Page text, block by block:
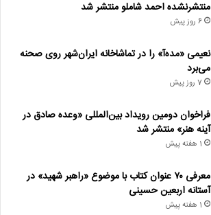
منتشرنشده احمد شاملو منتشر شد
6 روز پیش
نعیمی «مده‌آ» را در تماشاخانه ایران‌شهر روی صحنه
می‌برد
7 روز پیش
فراخوان دومین رویداد بین‌المللی «وعده صادق در
آینه هنر» منتشر شد
1 هفته پیش
معرفی ۷۰ عنوان کتاب با موضوع «راهبر شهید» در
آستانه اربعین حسینی
1 هفته پیش